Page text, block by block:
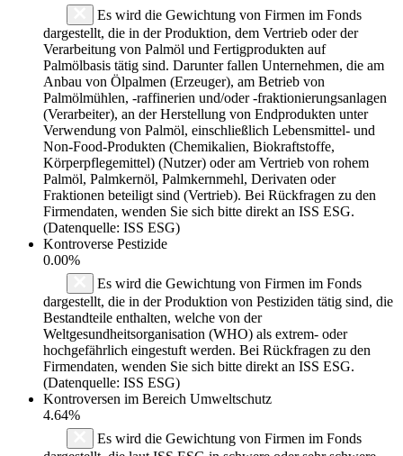
Es wird die Gewichtung von Firmen im Fonds
dargestellt, die in der Produktion, dem Vertrieb oder der
Verarbeitung von Palmöl und Fertigprodukten auf
Palmölbasis tätig sind. Darunter fallen Unternehmen, die am
Anbau von Ölpalmen (Erzeuger), am Betrieb von
Palmölmühlen, -raffinerien und/oder -fraktionierungsanlagen
(Verarbeiter), an der Herstellung von Endprodukten unter
Verwendung von Palmöl, einschließlich Lebensmittel- und
Non-Food-Produkten (Chemikalien, Biokraftstoffe,
Körperpflegemittel) (Nutzer) oder am Vertrieb von rohem
Palmöl, Palmkernöl, Palmkernmehl, Derivaten oder
Fraktionen beteiligt sind (Vertrieb). Bei Rückfragen zu den
Firmendaten, wenden Sie sich bitte direkt an ISS ESG.
(Datenquelle: ISS ESG)
Kontroverse Pestizide
0.00%
Es wird die Gewichtung von Firmen im Fonds
dargestellt, die in der Produktion von Pestiziden tätig sind, die
Bestandteile enthalten, welche von der
Weltgesundheitsorganisation (WHO) als extrem- oder
hochgefährlich eingestuft werden. Bei Rückfragen zu den
Firmendaten, wenden Sie sich bitte direkt an ISS ESG.
(Datenquelle: ISS ESG)
Kontroversen im Bereich Umweltschutz
4.64%
Es wird die Gewichtung von Firmen im Fonds